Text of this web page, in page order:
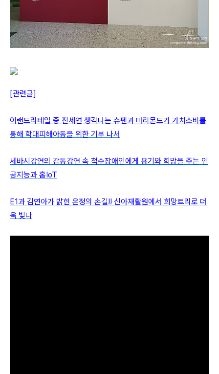
[관련글]
이랜드리테일 중 진세연 생각나는 슈펜과 마리몬드가 가치소비를
통해 학대피해아동을 위한 기부 나서
세바시강연의 감동강연 속 척수장애인에게 용기와 희망을 주는 인
공지능과 홈IoT
E1과 김연아가 밝힌 온정의 손길!! 신아재활원에서 희망트리로 더
욱 빛나